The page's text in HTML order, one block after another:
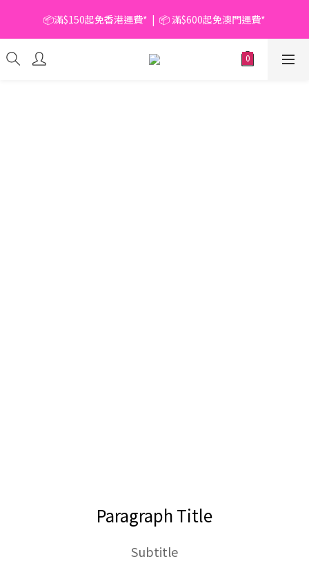
📦滿$150起免香港運費*  |  📦 滿$600起免澳門運費*
📦滿$150起免香港運費*  |  📦 滿$600起免澳門運費*
🥫 罐頭優惠 | 任選* 6件 即減 $6 |  任選* 24件 即減 $30 🥫 (按此了
解更多)
Paragraph Title
Subtitle